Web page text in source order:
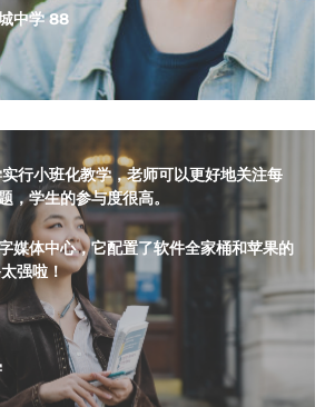
中学 88
行小班化教学，老师可以更好地关注每
，学生的参与度很高。
媒体中心，它配置了软件全家桶和苹果的
强啦！